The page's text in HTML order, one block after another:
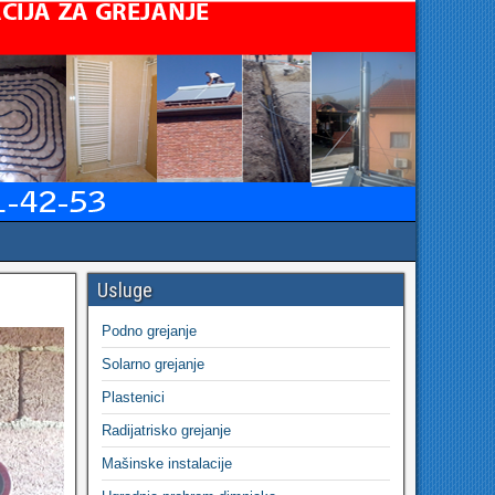
Usluge
Podno grejanje
Solarno grejanje
Plastenici
Radijatrisko grejanje
Mašinske instalacije